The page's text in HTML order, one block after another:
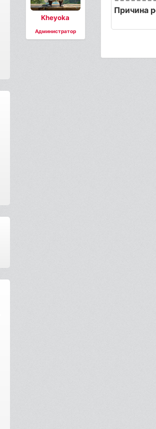
Kheyoka
Администратор
Причина